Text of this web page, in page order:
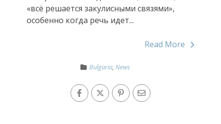
«всё решается закулисными связями»,
особенно когда речь идет...
Read More
Bulgaria,News